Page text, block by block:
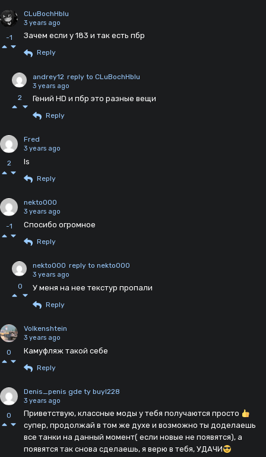
-1
CLuBochHblu
3 years ago
Зачем если у 183 и так есть пбр
Reply
2
andrey12 reply to CLuBochHblu
3 years ago
Гений HD и пбр это разные вещи
Reply
2
Fred
3 years ago
Is
Reply
-1
nekto000
3 years ago
Спосибо огромное
Reply
0
nekto000 reply to nekto000
3 years ago
У меня на нее текстур пропали
Reply
0
Volkenshtein
3 years ago
Камуфляж такой себе
Reply
0
Denis_penis gde ty buyl228
3 years ago
Приветствую, классные моды у тебя получаются просто
супер, продолжай в том же духе и возможно ты доделаешь
все танки на данный момент( если новые не появятся), а
появятся так снова сделаешь, я верю в тебя, УДАЧИ